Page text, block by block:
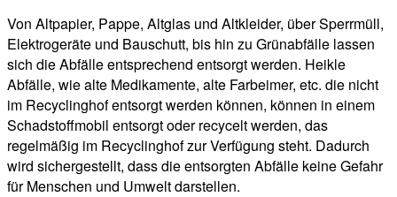
Von Altpapier, Pappe, Altglas und Altkleider, über Sperrmüll,
Elektrogeräte und Bauschutt, bis hin zu Grünabfälle lassen
sich die Abfälle entsprechend entsorgt werden. Heikle
Abfälle, wie alte Medikamente, alte Farbeimer, etc. die nicht
im Recyclinghof entsorgt werden können, können in einem
Schadstoffmobil entsorgt oder recycelt werden, das
regelmäßig im Recyclinghof zur Verfügung steht. Dadurch
wird sichergestellt, dass die entsorgten Abfälle keine Gefahr
für Menschen und Umwelt darstellen.